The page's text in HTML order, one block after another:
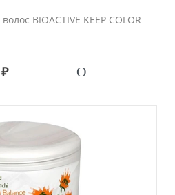
BIOACTIVE KEEP COLOR